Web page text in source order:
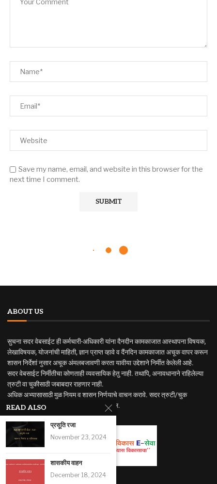
Save my name, email, and website in this browser for the
next time I comment.
ABOUT US
सुचना सदर वेबसाईट ही कर्मचारी-अधिकारी यांना दैनदीन कामकाजात आस्थापना विषयक,
लेखाविषयक, योजनांची माहिती, ज्ञान प्राप्त व्हावे व दैंनदिन कामकाजात अचूक वापर करून
शासन निर्देशां नुसार अचूक अंमलबजावणी करता यावीया उद्देशाने निर्मीत केलेली आहे.
सदर वेबसाईट निर्मीतीचा कोणताही व्यवसायिक हेतु नाही. तथापि, अनावधानाने राहिलेल्या
त्रुटी वा चुकीसाठी जबाबदार राहणार नाही.
अधिक अभ्यासासाठी मुळ नियम व शासन निर्णयाचे वाचन करावे. सदर त्रुटी/चुक
निदर्शनास आणुन दिल्यास सुधारणा करण्यात येईल.
READ ALSO
प्रसूति रजा
November 23, 2024
शासकीय वाहन
December 18, 2024